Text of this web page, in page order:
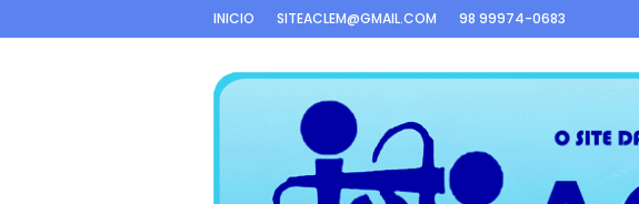
INICIO SITEACLEM@GMAIL.COM 98 99974-0683